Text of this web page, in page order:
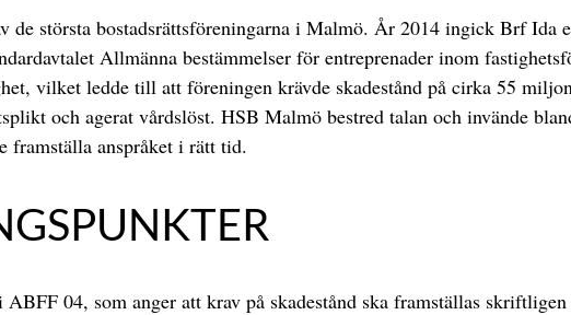
de största bostadsrättsföreningarna i Malmö. År 2014 ingick Brf
Allmänna bestämmelser för entreprenader inom
vilket ledde till att föreningen krävde skadestånd på cirka 55
och agerat vårdslöst. HSB Malmö bestred talan och invände
framställa anspråket i rätt tid.
04, som anger att krav på skadestånd ska framställas